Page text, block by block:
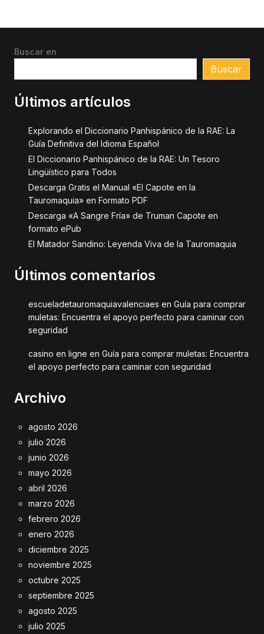
Buscar en
Buscar
Últimos artículos
Explorando el Diccionario Panhispánico de la RAE: La
Guía Definitiva del Idioma Español
El Diccionario Panhispánico de la RAE: Un Tesoro
Lingüístico para Todos
Descarga Gratis el Manual «El Capote en la
Tauromaquia» en Formato PDF
Descarga «A Sangre Fría» de Truman Capote en
formato ePub
El Matador Sandino: Leyenda Viva de la Tauromaquia
Últimos comentarios
escueladetauromaquiavalenciaes en Guía para comprar
muletas: Encuentra el apoyo perfecto para caminar con
seguridad
casino en ligne en Guía para comprar muletas: Encuentra
el apoyo perfecto para caminar con seguridad
Archivo
agosto 2026
julio 2026
junio 2026
mayo 2026
abril 2026
marzo 2026
febrero 2026
enero 2026
diciembre 2025
noviembre 2025
octubre 2025
septiembre 2025
agosto 2025
julio 2025